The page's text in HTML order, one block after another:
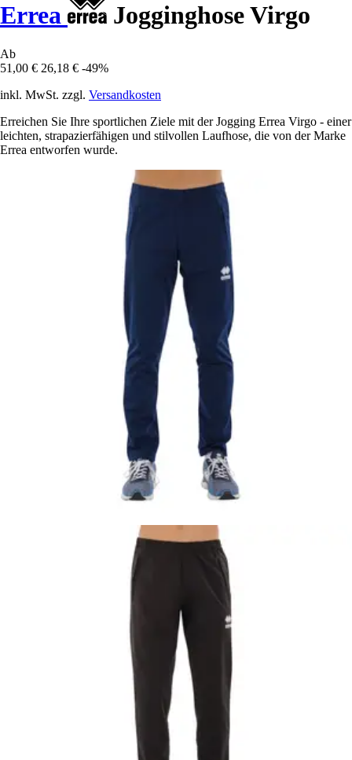
Errea Jogginghose Virgo
Ab
51,00 € 26,18 € -49%
inkl. MwSt. zzgl. Versandkosten
Erreichen Sie Ihre sportlichen Ziele mit der Jogging Errea Virgo - einer
leichten, strapazierfähigen und stilvollen Laufhose, die von der Marke
Errea entworfen wurde.